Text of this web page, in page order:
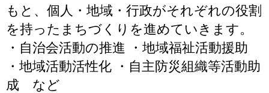
もと、個人・地域・行政がそれぞれの役割
を持ったまちづくりを進めていきます。
・自治会活動の推進 ・地域福祉活動援助
・地域活動活性化 ・自主防災組織等活動助
成 など